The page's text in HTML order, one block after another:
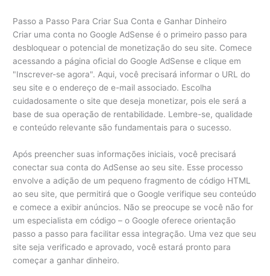
Passo a Passo Para Criar Sua Conta e Ganhar Dinheiro
Criar uma conta no Google AdSense é o primeiro passo para
desbloquear o potencial de monetização do seu site. Comece
acessando a página oficial do Google AdSense e clique em
"Inscrever-se agora". Aqui, você precisará informar o URL do
seu site e o endereço de e-mail associado. Escolha
cuidadosamente o site que deseja monetizar, pois ele será a
base de sua operação de rentabilidade. Lembre-se, qualidade
e conteúdo relevante são fundamentais para o sucesso.
Após preencher suas informações iniciais, você precisará
conectar sua conta do AdSense ao seu site. Esse processo
envolve a adição de um pequeno fragmento de código HTML
ao seu site, que permitirá que o Google verifique seu conteúdo
e comece a exibir anúncios. Não se preocupe se você não for
um especialista em código – o Google oferece orientação
passo a passo para facilitar essa integração. Uma vez que seu
site seja verificado e aprovado, você estará pronto para
começar a ganhar dinheiro.